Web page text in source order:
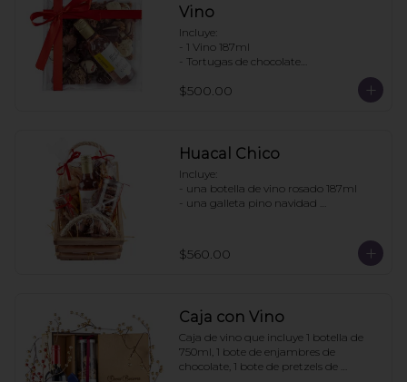
Vino
Incluye:
- 1 Vino 187ml
- Tortugas de chocolate
- Pretzels con chocolate
$500.00
Huacal Chico
Incluye:
- una botella de vino rosado 187ml
- una galleta pino navidad
- 1 bolsa enjambres de chocolate
- 1 bote pretzels con chocolate
$560.00
Caja con Vino
Caja de vino que incluye 1 botella de
750ml, 1 bote de enjambres de
chocolate, 1 bote de pretzels de